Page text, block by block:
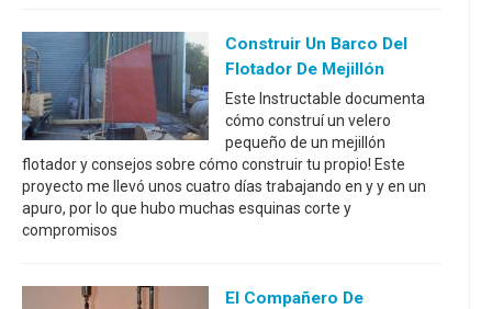
Construir Un Barco Del
Flotador De Mejillón
Este Instructable documenta
cómo construí un velero
pequeño de un mejillón
flotador y consejos sobre cómo construir tu propio! Este
proyecto me llevó unos cuatro días trabajando en y y en un
apuro, por lo que hubo muchas esquinas corte y
compromisos
El Compañero De